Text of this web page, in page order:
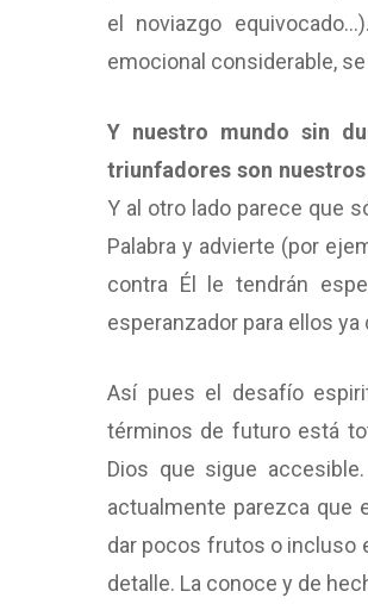
el noviazgo
emocional considerable,
Y nuestro mundo sin
triunfadores son
Y al otro lado parece que
Palabra y advierte (por
contra Él le tendrán
esperanzador para ellos
Así pues el desafío
términos de futuro está
Dios que sigue
actualmente parezca que
dar pocos frutos o incluso
detalle. La conoce y de